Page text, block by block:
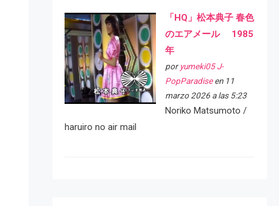
「HQ」松本典子 春色
のエアメール 1985
年
por yumeki05 J-
PopParadiseen 11
marzo 2026 a las 5:23
Noriko Matsumoto /
haruiro no air mail